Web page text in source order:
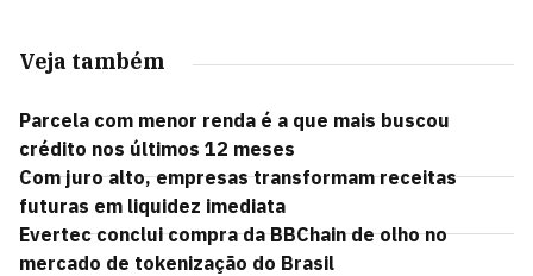
Veja também
Parcela com menor renda é a que mais buscou
crédito nos últimos 12 meses
Com juro alto, empresas transformam receitas
futuras em liquidez imediata
Evertec conclui compra da BBChain de olho no
mercado de tokenização do Brasil